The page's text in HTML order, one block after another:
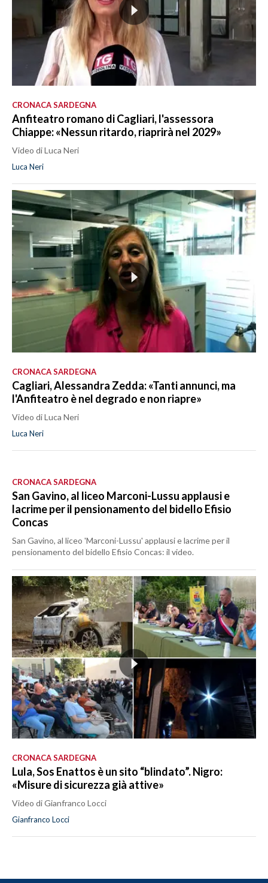
CRONACA SARDEGNA
Anfiteatro romano di Cagliari, l'assessora
Chiappe: «Nessun ritardo, riaprirà nel 2029»
Video di Luca Neri
Luca Neri
CRONACA SARDEGNA
Cagliari, Alessandra Zedda: «Tanti annunci, ma
l'Anfiteatro è nel degrado e non riapre»
Video di Luca Neri
Luca Neri
CRONACA SARDEGNA
San Gavino, al liceo Marconi-Lussu applausi e
lacrime per il pensionamento del bidello Efisio
Concas
San Gavino, al liceo 'Marconi-Lussu' applausi e lacrime per il
pensionamento del bidello Efisio Concas: il video.
CRONACA SARDEGNA
Lula, Sos Enattos è un sito “blindato”. Nigro:
«Misure di sicurezza già attive»
Video di Gianfranco Locci
Gianfranco Locci